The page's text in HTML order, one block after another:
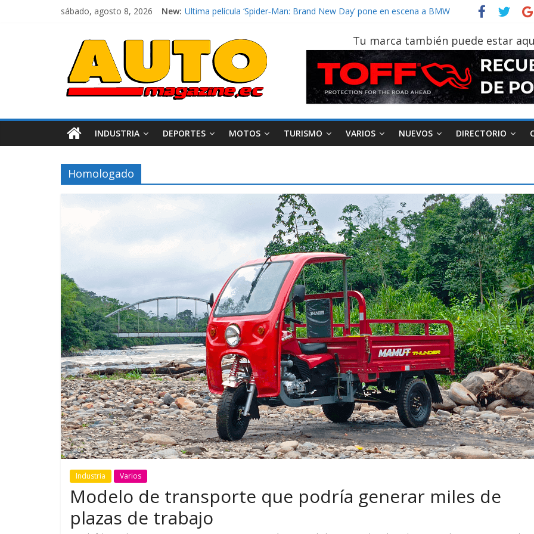
sábado, agosto 8, 2026 New: El costo de tener un vehículo gana protagonismo a la hora de decidir
¿Qué puede pasar con tu vehículo si permanece varios días sin usar?
La Vuelta al Ecuador 2026, edición 47ª, recorre 7 provincias en 8 días
La FEDAK recibe 12 Sinotruk Bolden para cubrir las rutas de La Vuelta
Tu marca también puede estar
INDUSTRIA DEPORTES MOTOS TURISMO VARIOS NUEVOS DIRECTORIO
Homologado
Industria Varios
Modelo de transporte que podría generar miles de
plazas de trabajo
GM reafirma su
compromiso con movilidad
más segura y conectada
Turismo Varios
¿Qué puede pasar con tu
vehículo si permanece
varios días sin usar?
AEADE Industria Motociclismo
Movilidad
Campaña busca cambiar
destino de los
en la región